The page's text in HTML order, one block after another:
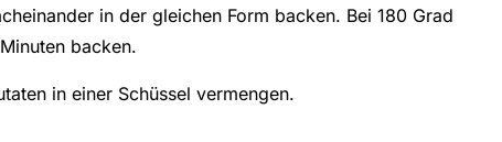
in der gleichen Form backen. Bei 180 Grad
backen.
in einer Schüssel vermengen.